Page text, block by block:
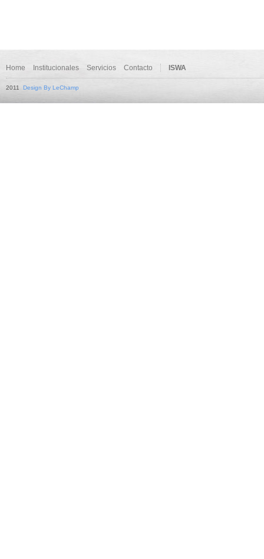
Home Institucionales Servicios Contacto ISWA
2011 Design By LeChamp